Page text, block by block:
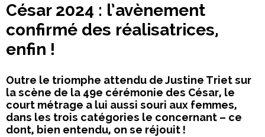
César 2024 : l’avènement
confirmé des réalisatrices,
enfin !
Outre le triomphe attendu de Justine Triet sur
la scène de la 49e cérémonie des César, le
court métrage a lui aussi souri aux femmes,
dans les trois catégories le concernant – ce
dont, bien entendu, on se réjouit !